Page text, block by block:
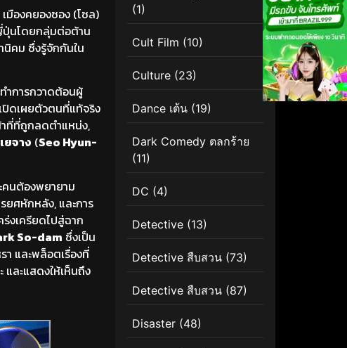
มืองคยองซอง (โซล)
ปุ่นโดยกลุ่มต่อต้าน
คม ซึ่งรู้จักกันใน
ำการกวาดต้อนผู้
ปิดเผยตัวตนที่แท้จริง
ที่ที่ถูกลดตำแหน่ง,
ยจาง (Seo Hyun-
คนต้องพยายาม
ยศหักหลัง, และการ
งเครียดไปสู่ฉาก
So-dam ซึ่งเป็น
และพล็อตเรื่องที่
ละแสดงให้เห็นถึง
(1)
Cult Film (10)
Culture (23)
Dance เต้น (19)
Dark Comedy ตลกร้าย
(11)
DC (4)
Detective (13)
Detective สืบสวน (73)
Detective สืบสวน (87)
Disaster (48)